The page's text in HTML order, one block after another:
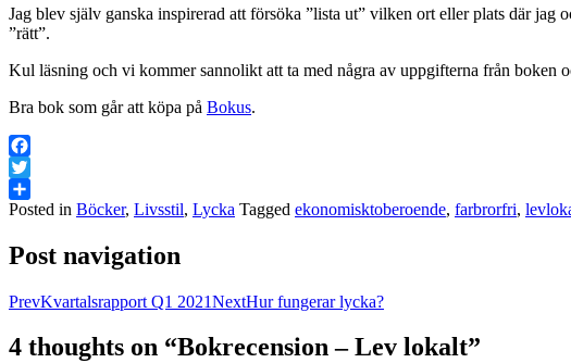
Jag blev själv ganska inspirerad att försöka ”lista ut” vilken ort eller plats där
”rätt”.
Kul läsning och vi kommer sannolikt att ta med några av uppgifterna från boken
Bra bok som går att köpa på Bokus.
Facebook
Twitter
Dela
Posted in Böcker, Livsstil, Lycka Tagged ekonomisktoberoende, farbrorfri,
Post navigation
PrevKvartalsrapport Q1 2021NextHur fungerar lycka?
4 thoughts on “Bokrecension – Lev lokalt”